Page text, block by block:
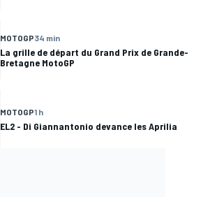
MOTOGP34 min
La grille de départ du Grand Prix de Grande-
Bretagne MotoGP
MOTOGP1 h
EL2 - Di Giannantonio devance les Aprilia